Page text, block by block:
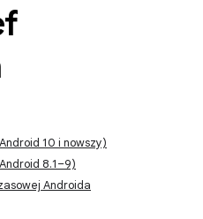
10 i nowszy)
8.1–9)
Androida